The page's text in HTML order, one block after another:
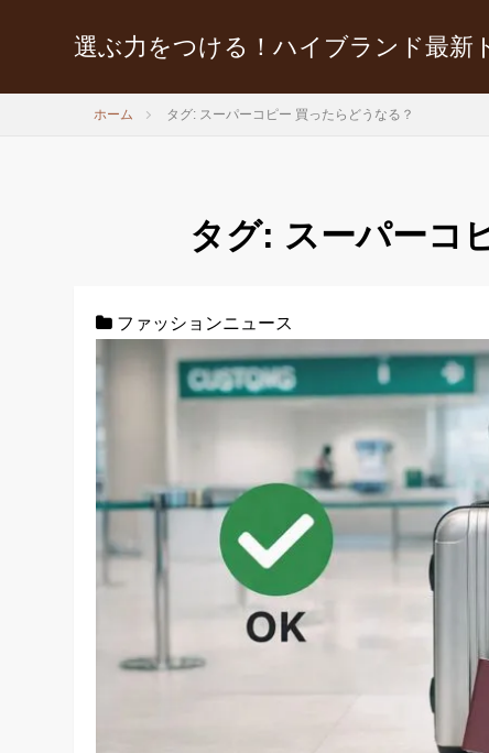
選ぶ力をつける！ハイブランド最新
ホーム タグ: スーパーコピー 買ったらどうなる？
タグ: スーパーコ
ファッションニュース